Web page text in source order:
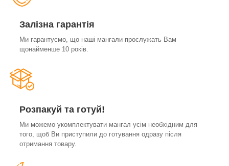
Залізна гарантія
Ми гарантуємо, що наші мангали прослужать Вам
щонайменше 10 років.
Розпакуй та готуй!
Ми можемо укомплектувати мангал усім необхідним для
того, щоб Ви приступили до готування одразу після
отримання товару.